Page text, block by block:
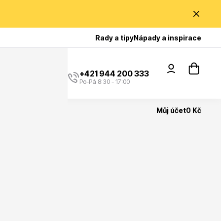
Rady a tipyNápady a inspirace
Poradíme Vám?
+421 944 200 333
Po-Pá 8:30 - 17:00
Můj účet0 Kč